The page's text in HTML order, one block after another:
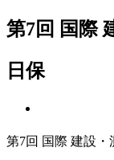
第7回 国際
日保
第7回 国際 建設・